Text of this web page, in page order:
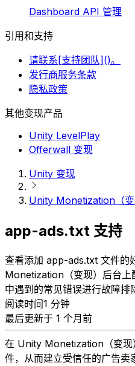
Dashboard API 管理
引用和支持
请联系[支持团队]()。
发行商服务条款
隐私政策
其他变现产品
Unity LevelPlay
Offerwall 变现
Unity 变现
Unity Monetization（变
app-ads.txt 支持
查看添加 app-ads.txt 文件的
Monetization（变现）后台上
中遇到的常见错误进行故障排
阅读时间1 分钟
最后更新于 1 个月前
在 Unity Monetization（变
件，从而建立受信任的广告卖